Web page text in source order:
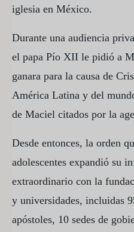
iglesia en México.
Durante una audiencia
el papa Pío XII le pidió a
ganara para la causa de
América Latina y del
de Maciel citados por la
Desde entonces, la orden
adolescentes expandió su
extraordinario con la
y universidades, incluidas
apóstoles, 10 sedes de